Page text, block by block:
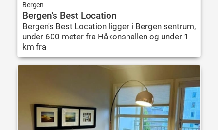
Bergen
Bergen's Best Location
Bergen's Best Location ligger i Bergen sentrum,
under 600 meter fra Håkonshallen og under 1
km fra